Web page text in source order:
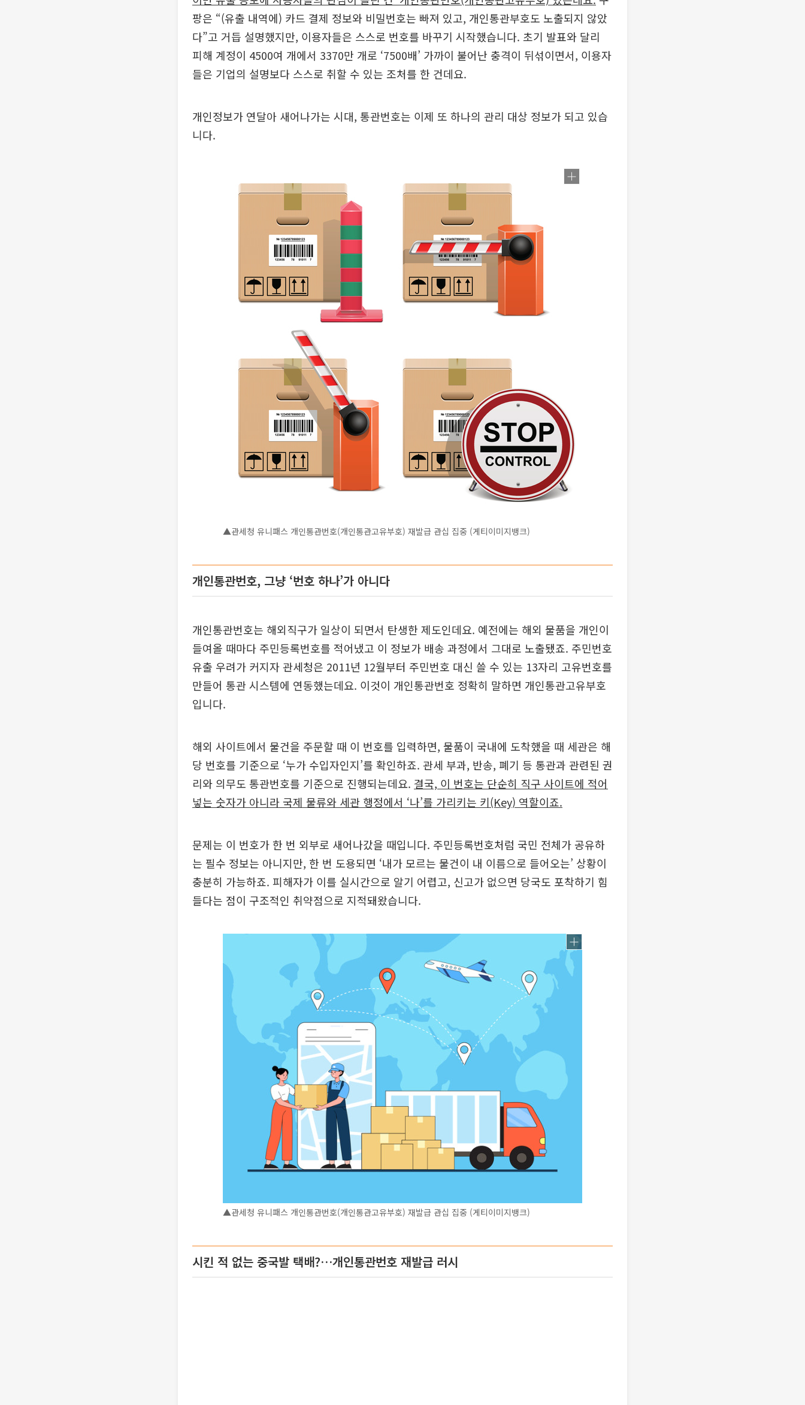
팡은 “(유출 내역에) 카드 결제 정보와 비밀번호는 빠져 있고, 개인통관부호도 노출되지 않았
다”고 거듭 설명했지만, 이용자들은 스스로 번호를 바꾸기 시작했습니다. 초기 발표와 달리
피해 계정이 4500여 개에서 3370만 개로 ‘7500배’ 가까이 불어난 충격이 뒤섞이면서, 이용자
들은 기업의 설명보다 스스로 취할 수 있는 조처를 한 건데요.
개인정보가 연달아 새어나가는 시대, 통관번호는 이제 또 하나의 관리 대상 정보가 되고 있습
니다.
▲관세청 유니패스 개인통관번호(개인통관고유부호) 재발급 관십 집중 (게티이미지뱅크)
개인통관번호, 그냥 ‘번호 하나’가 아니다
개인통관번호는 해외직구가 일상이 되면서 탄생한 제도인데요. 예전에는 해외 물품을 개인이
들여올 때마다 주민등록번호를 적어냈고 이 정보가 배송 과정에서 그대로 노출됐죠. 주민번호
유출 우려가 커지자 관세청은 2011년 12월부터 주민번호 대신 쓸 수 있는 13자리 고유번호를
만들어 통관 시스템에 연동했는데요. 이것이 개인통관번호 정확히 말하면 개인통관고유부호
입니다.
해외 사이트에서 물건을 주문할 때 이 번호를 입력하면, 물품이 국내에 도착했을 때 세관은 해
당 번호를 기준으로 ‘누가 수입자인지’를 확인하죠. 관세 부과, 반송, 폐기 등 통관과 관련된 권
리와 의무도 통관번호를 기준으로 진행되는데요. 결국, 이 번호는 단순히 직구 사이트에 적어
넣는 숫자가 아니라 국제 물류와 세관 행정에서 ‘나’를 가리키는 키(Key) 역할이죠.
문제는 이 번호가 한 번 외부로 새어나갔을 때입니다. 주민등록번호처럼 국민 전체가 공유하
는 필수 정보는 아니지만, 한 번 도용되면 ‘내가 모르는 물건이 내 이름으로 들어오는’ 상황이
충분히 가능하죠. 피해자가 이를 실시간으로 알기 어렵고, 신고가 없으면 당국도 포착하기 힘
들다는 점이 구조적인 취약점으로 지적돼왔습니다.
▲관세청 유니패스 개인통관번호(개인통관고유부호) 재발급 관십 집중 (게티이미지뱅크)
시킨 적 없는 중국발 택배?…개인통관번호 재발급 러시